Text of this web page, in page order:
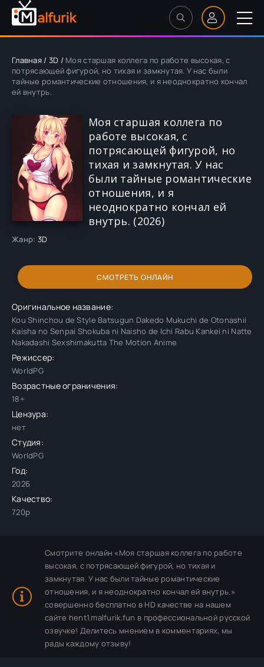
Главная/ 3D / Моя старшая коллега по работе высокая, с
потрясающей фигурой, но тихая и замкнутая. У нас были
тайные романтические отношения, и я неоднократно кончал
ей внутрь.
Моя старшая коллега по
работе высокая, с
потрясающей фигурой, но
тихая и замкнутая. У нас
были тайные романтические
отношения, и я
неоднократно кончал ей
внутрь. (2026)
Жанр: 3D
СМОТРЕТЬ ОНЛАЙН
Оригинальное название:
Kou Shinchou de Style Batsugun Dakedo Mukuchi de Otonashii
Kaisha no Senpai Shokuba ni Naisho de Ichi Rabu Kankei ni Natte
Nakadashi Sexshimakutta The Motion Anime
Режиссер:
WorldPG
Возрастные ограничения:
18+
Цензура:
нет
Студия:
WorldPG
Год:
2026
Качество:
720p
Смотрите онлайн «Моя старшая коллега по работе
высокая, с потрясающей фигурой, но тихая и
замкнутая. У нас были тайные романтические
отношения, и я неоднократно кончал ей внутрь.»
совершенно бесплатно в HD качестве на нашем
сайте hent1.malfurik.fun в профессиональной русской
озвучке! Делитесь мнением в комментариях, мы
рады каждому отзыву!